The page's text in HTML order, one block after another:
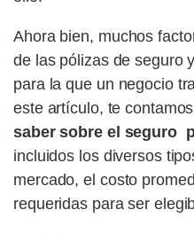
Ahora bien, muchos
de las pólizas de seguro
para la que un negocio
este artículo, te
saber sobre el seguro
incluidos los diversos
mercado, el costo
requeridas para ser